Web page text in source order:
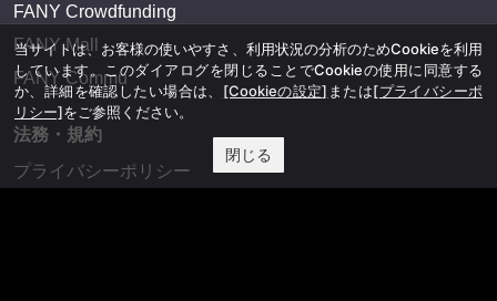
FANY Crowdfunding
FANY Mall
FANY Commu
法務・規約
プライバシーポリシー
当サイトは、お客様の使いやすさ、利用状況の分析のためCookieを利用
しています。このダイアログを閉じることでCookieの使用に同意する
か、詳細を確認したい場合は、 [Cookieの設定] または[プライバシーポ
リシー]をご参照ください。
閉じる